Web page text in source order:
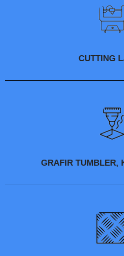
CUTTING
GRAFIR TUMBLER,